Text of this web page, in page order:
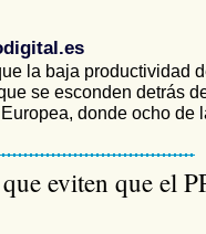
la baja productividad
se esconden detrás
donde ocho de
eviten que el